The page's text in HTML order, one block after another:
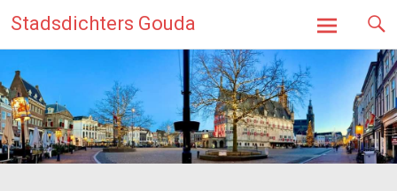
naar
de
inhoud
Stadsdichters Gouda